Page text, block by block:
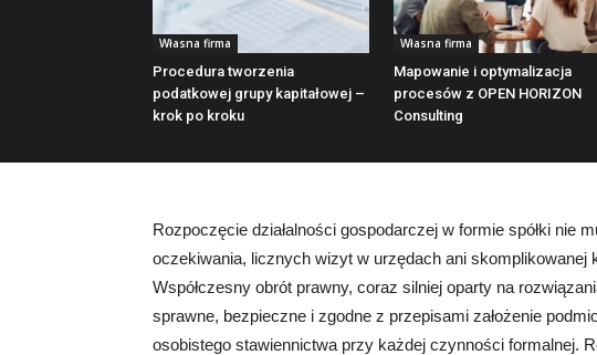
Własna firma
Procedura tworzenia
podatkowej grupy kapitałowej –
krok po kroku
Własna firma
Mapowanie i optymalizacja
procesów z OPEN HORIZON
Consulting
Rozpoczęcie działalności gospodarczej w formie spółki nie
oczekiwania, licznych wizyt w urzędach ani skomplikowanej
Współczesny obrót prawny, coraz silniej oparty na
sprawne, bezpieczne i zgodne z przepisami założenie
osobistego stawiennictwa przy każdej czynności formalnej.